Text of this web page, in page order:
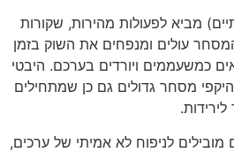
מביא לפעולות מהירות, שקורות
עולים ומנפחים את השוק בזמן
כמשעממים ויורדים בערכם. היבטי
מסחר גדולים גם כן שמתחילים
מובילים לניפוח לא אמיתי של ערכים,